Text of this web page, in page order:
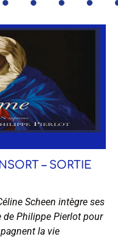
– SORTIE
Scheen intègre ses
de Philippe Pierlot pour
la vie